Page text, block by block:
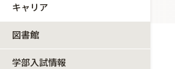
キャリア
図書館
学部入試情報